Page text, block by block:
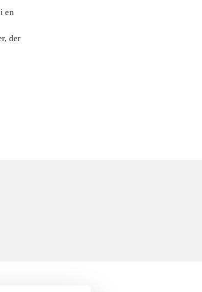
en
der